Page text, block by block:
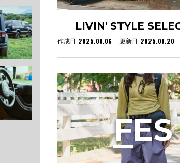
LIVIN' STYLE
作成日 2025.08.06 更新日 2025.08.20
FES